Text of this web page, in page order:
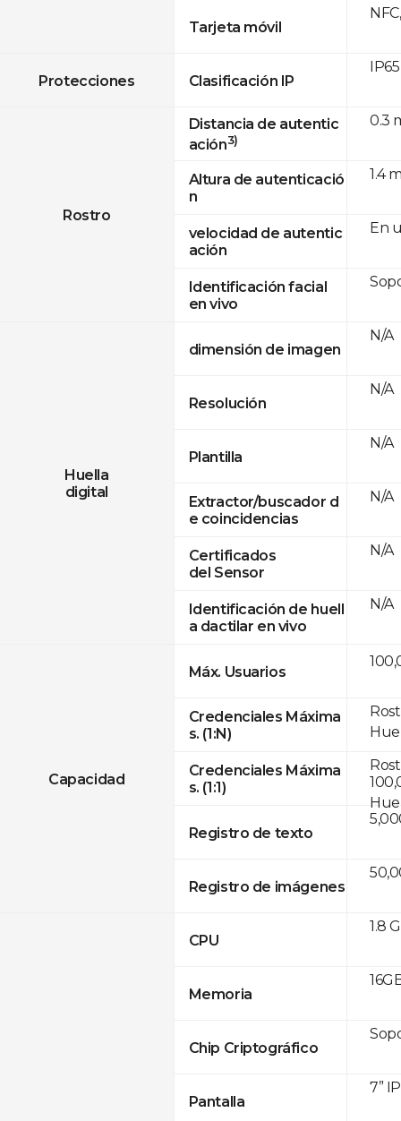
Tarjeta móvil
Protecciones Clasificación IP
Rostro
Distancia de autentic
ación3)
Altura de autenticació
n
velocidad de autentic
ación
Identificación facial
en vivo
Huella
digital
dimensión de imagen
Resolución
Plantilla
Extractor/buscador d
e coincidencias
Certificados
del Sensor
Identificación de huell
a dactilar en vivo
Capacidad
Máx. Usuarios
Credenciales Máxima
s. (1:N)
Credenciales Máxima
s. (1:1)
Registro de texto
Registro de imágenes
CPU
Memoria
Chip Criptográfico
Pantalla
IP65
0.3
1.4
En
N/A
N/A
N/A
N/A
N/A
N/A
1.8
7”